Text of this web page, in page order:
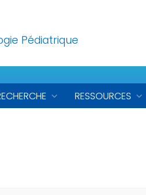
Pédiatrique
RESSOURCES